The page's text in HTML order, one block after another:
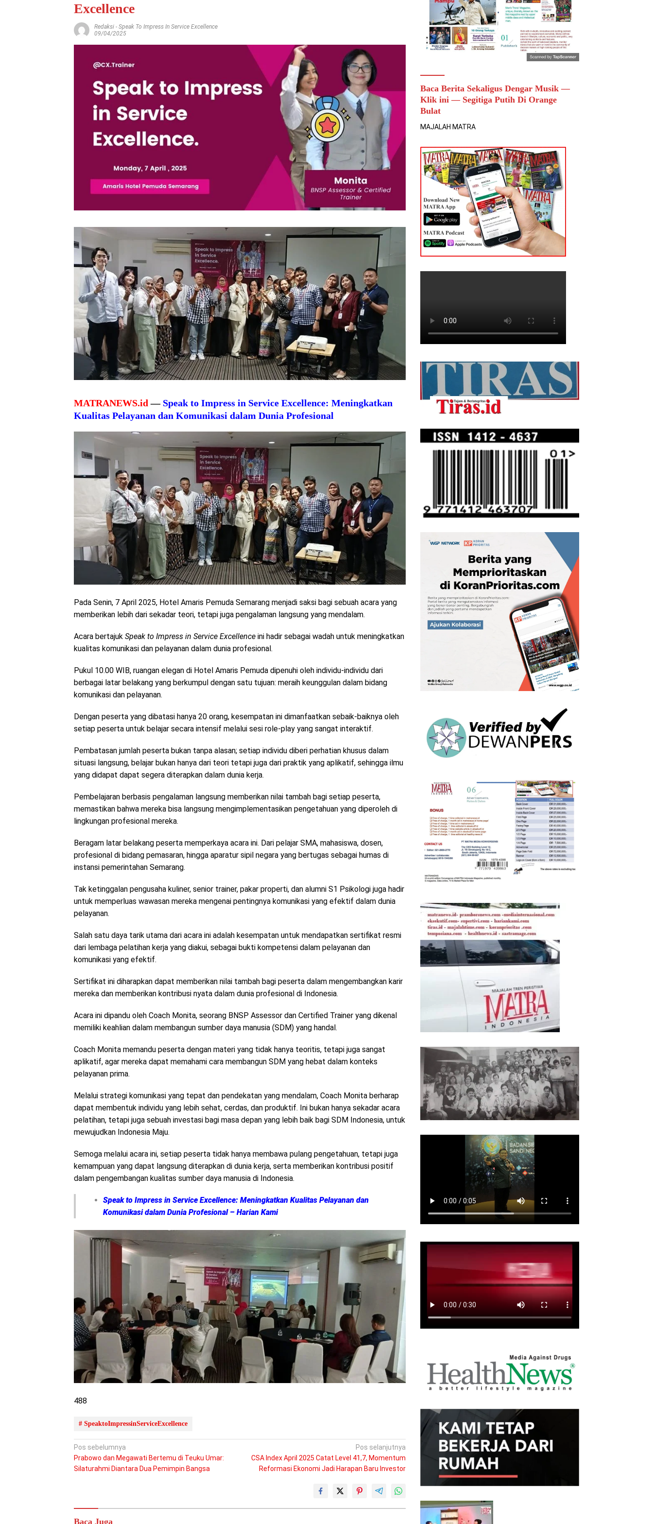
Excellence
Redaksi - Speak To Impress In Service Excellence
09/04/2025
MATRANEWS.id— Speak to Impress in Service Excellence: Meningkatkan
Kualitas Pelayanan dan Komunikasi dalam Dunia Profesional
Pada Senin, 7 April 2025, Hotel Amaris Pemuda Semarang menjadi saksi bagi sebuah acara yang
memberikan lebih dari sekadar teori, tetapi juga pengalaman langsung yang mendalam.
Acara bertajuk Speak to Impress in Service Excellence ini hadir sebagai wadah untuk meningkatkan
kualitas komunikasi dan pelayanan dalam dunia profesional.
Pukul 10.00 WIB, ruangan elegan di Hotel Amaris Pemuda dipenuhi oleh individu-individu dari
berbagai latar belakang yang berkumpul dengan satu tujuan: meraih keunggulan dalam bidang
komunikasi dan pelayanan.
Dengan peserta yang dibatasi hanya 20 orang, kesempatan ini dimanfaatkan sebaik-baiknya oleh
setiap peserta untuk belajar secara intensif melalui sesi role-play yang sangat interaktif.
Pembatasan jumlah peserta bukan tanpa alasan; setiap individu diberi perhatian khusus dalam
situasi langsung, belajar bukan hanya dari teori tetapi juga dari praktik yang aplikatif, sehingga ilmu
yang didapat dapat segera diterapkan dalam dunia kerja.
Pembelajaran berbasis pengalaman langsung memberikan nilai tambah bagi setiap peserta,
memastikan bahwa mereka bisa langsung mengimplementasikan pengetahuan yang diperoleh di
lingkungan profesional mereka.
Beragam latar belakang peserta memperkaya acara ini. Dari pelajar SMA, mahasiswa, dosen,
profesional di bidang pemasaran, hingga aparatur sipil negara yang bertugas sebagai humas di
instansi pemerintahan Semarang.
Tak ketinggalan pengusaha kuliner, senior trainer, pakar properti, dan alumni S1 Psikologi juga hadir
untuk memperluas wawasan mereka mengenai pentingnya komunikasi yang efektif dalam dunia
pelayanan.
Salah satu daya tarik utama dari acara ini adalah kesempatan untuk mendapatkan sertifikat resmi
dari lembaga pelatihan kerja yang diakui, sebagai bukti kompetensi dalam pelayanan dan
komunikasi yang efektif.
Sertifikat ini diharapkan dapat memberikan nilai tambah bagi peserta dalam mengembangkan karir
mereka dan memberikan kontribusi nyata dalam dunia profesional di Indonesia.
Acara ini dipandu oleh Coach Monita, seorang BNSP Assessor dan Certified Trainer yang dikenal
memiliki keahlian dalam membangun sumber daya manusia (SDM) yang handal.
Coach Monita memandu peserta dengan materi yang tidak hanya teoritis, tetapi juga sangat
aplikatif, agar mereka dapat memahami cara membangun SDM yang hebat dalam konteks
pelayanan prima.
Melalui strategi komunikasi yang tepat dan pendekatan yang mendalam, Coach Monita berharap
dapat membentuk individu yang lebih sehat, cerdas, dan produktif. Ini bukan hanya sekadar acara
pelatihan, tetapi juga sebuah investasi bagi masa depan yang lebih baik bagi SDM Indonesia, untuk
mewujudkan Indonesia Maju.
Semoga melalui acara ini, setiap peserta tidak hanya membawa pulang pengetahuan, tetapi juga
kemampuan yang dapat langsung diterapkan di dunia kerja, serta memberikan kontribusi positif
dalam pengembangan kualitas sumber daya manusia di Indonesia.
Speak to Impress in Service Excellence: Meningkatkan Kualitas Pelayanan dan
Komunikasi dalam Dunia Profesional – Harian Kami
488
# SpeaktoImpressinServiceExcellence
Navigasi
pos
Pos sebelumnya
Prabowo dan Megawati Bertemu di Teuku Umar:
Silaturahmi Diantara Dua Pemimpin Bangsa
Pos selanjutnya
CSA Index April 2025 Catat Level 41,7, Momentum
Reformasi Ekonomi Jadi Harapan Baru Investor
Baca Juga
Baca Berita Sekaligus Dengar Musik —
Klik ini — Segitiga Putih Di Orange
Bulat
MAJALAH MATRA